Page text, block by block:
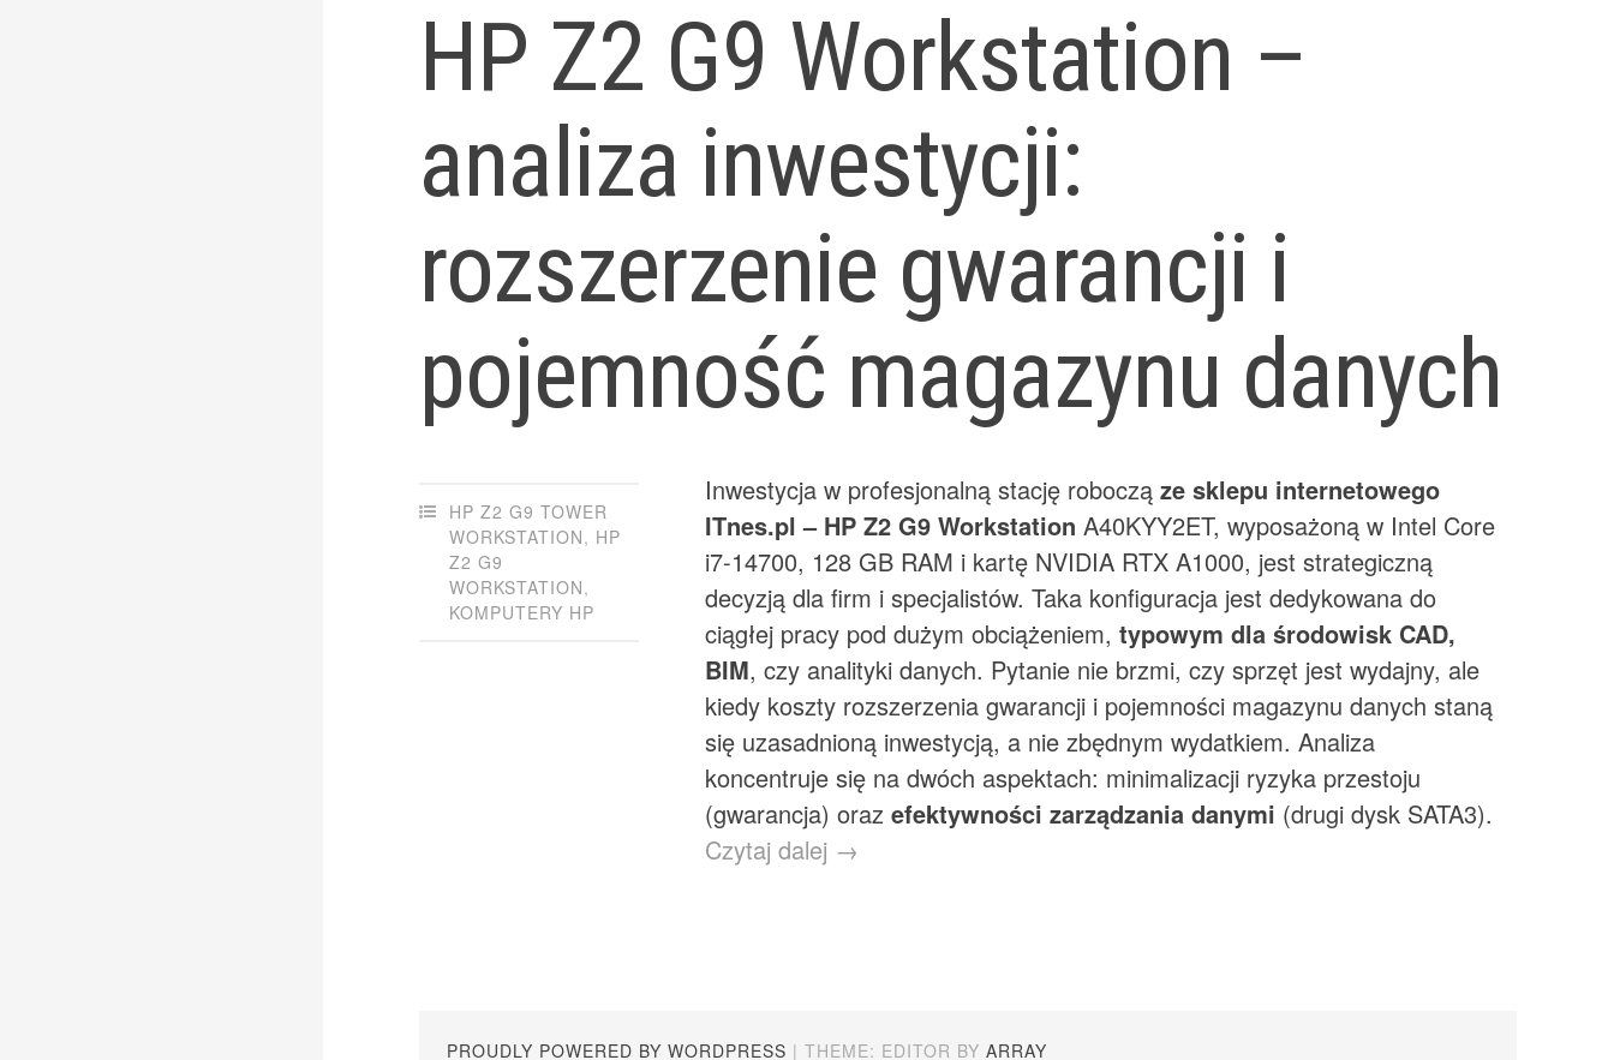
HP Z2 G9 Workstation –
analiza inwestycji:
rozszerzenie gwarancji i
pojemność magazynu danych
HP Z2 G9 TOWER
WORKSTATION, HP
Z2 G9
WORKSTATION,
KOMPUTERY HP
Inwestycja w profesjonalną stację robocząze sklepu internetowego
ITnes.pl – HP Z2 G9 Workstation A40KYY2ET, wyposażoną w Intel Core
i7-14700, 128 GB RAM i kartę NVIDIA RTX A1000, jest strategiczną
decyzją dla firm i specjalistów. Taka konfiguracja jest dedykowana do
ciągłej pracy pod dużym obciążeniem,typowym dla środowisk CAD,
BIM, czy analityki danych. Pytanie nie brzmi, czy sprzęt jest wydajny, ale
kiedy koszty rozszerzenia gwarancji i pojemności magazynu danych staną
się uzasadnioną inwestycją, a nie zbędnym wydatkiem. Analiza
koncentruje się na dwóch aspektach: minimalizacji ryzyka przestoju
(gwarancja) orazefektywności zarządzania danymi (drugi dysk SATA3).
Czytaj dalej →
PROUDLY POWERED BY WORDPRESS |THEME: EDITOR BYARRAY